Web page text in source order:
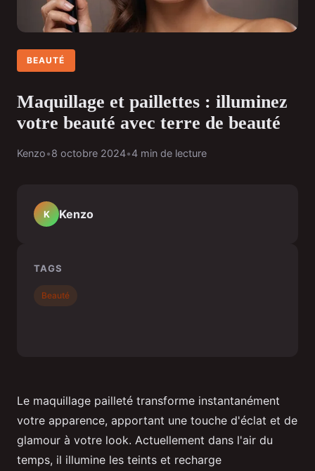
BEAUTÉ
Maquillage et paillettes : illuminez
votre beauté avec terre de beauté
Kenzo•8 octobre 2024•4 min de lecture
Le maquillage pailleté transforme instantanément
votre apparence, apportant une touche d'éclat et de
glamour à votre look. Actuellement dans l'air du
temps, il illumine les teints et recharge
K Kenzo
TAGS
Beauté